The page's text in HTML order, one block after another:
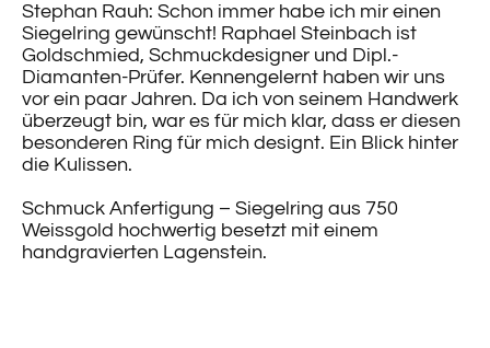
Stephan Rauh: Schon immer habe ich mir einen
Siegelring gewünscht! Raphael Steinbach ist
Goldschmied, Schmuckdesigner und Dipl.-
Diamanten-Prüfer. Kennengelernt haben wir uns
vor ein paar Jahren. Da ich von seinem Handwerk
überzeugt bin, war es für mich klar, dass er diesen
besonderen Ring für mich designt. Ein Blick hinter
die Kulissen.
Schmuck Anfertigung – Siegelring aus 750
Weissgold hochwertig besetzt mit einem
handgravierten Lagenstein.